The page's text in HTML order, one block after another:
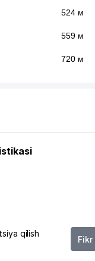
524 м
559 м
720 м
qilish